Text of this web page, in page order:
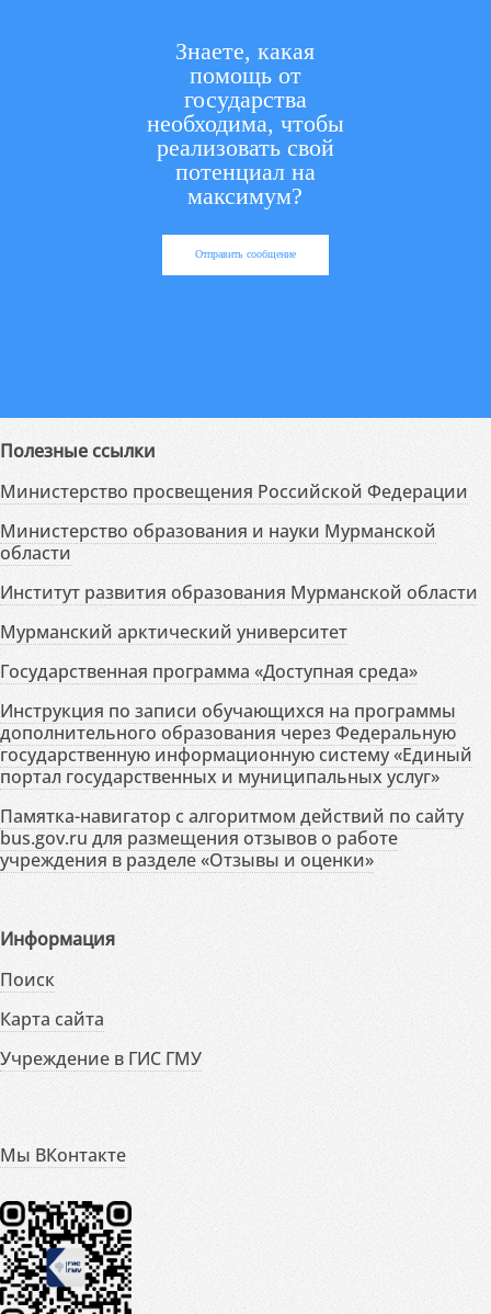
Знаете, какая
помощь от
государства
необходима, чтобы
реализовать свой
потенциал на
максимум?
Отправить сообщение
Полезные ссылки
Министерство просвещения Российской Федерации
Министерство образования и науки Мурманской
области
Институт развития образования Мурманской области
Мурманский арктический университет
Государственная программа «Доступная среда»
Инструкция по записи обучающихся на программы
дополнительного образования через Федеральную
государственную информационную систему «Единый
портал государственных и муниципальных услуг»
Памятка-навигатор с алгоритмом действий по сайту
bus.gov.ru для размещения отзывов о работе
учреждения в разделе «Отзывы и оценки»
Информация
Поиск
Карта сайта
Учреждение в ГИС ГМУ
Мы ВКонтакте